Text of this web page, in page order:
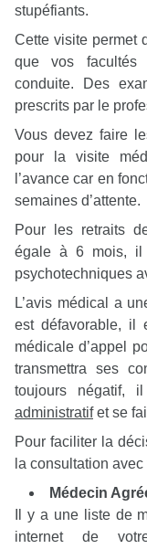
stupéfiants.
Cette visite permet
que vos facultés
conduite. Des
prescrits par le
Vous devez faire
pour la visite
l’avance car en
semaines d’attente.
Pour les retraits
égale à 6 mois, il
psychotechniques
L’avis médical a
est défavorable, il
médicale d’appel
transmettra ses
toujours négatif,
administratifet se
Pour faciliter la
la consultation
Médecin
Il y a une liste de
internet de